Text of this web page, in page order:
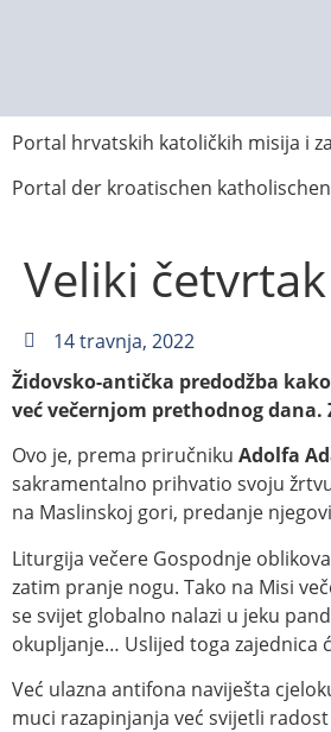
Portal hrvatskih katoličkih misija i
Portal der kroatischen
Veliki četvrtak
14 travnja, 2022
Židovsko-antička predodžba
već večernjom prethodnog
Ovo je, prema priručniku Adolfa
sakramentalno prihvatio svoju
na Maslinskoj gori, predanje
Liturgija večere Gospodnje
zatim pranje nogu. Tako na Misi
se svijet globalno nalazi u jeku
okupljanje… Uslijed toga zajednica
Već ulazna antifona naviješta
muci razapinjanja već svijetli